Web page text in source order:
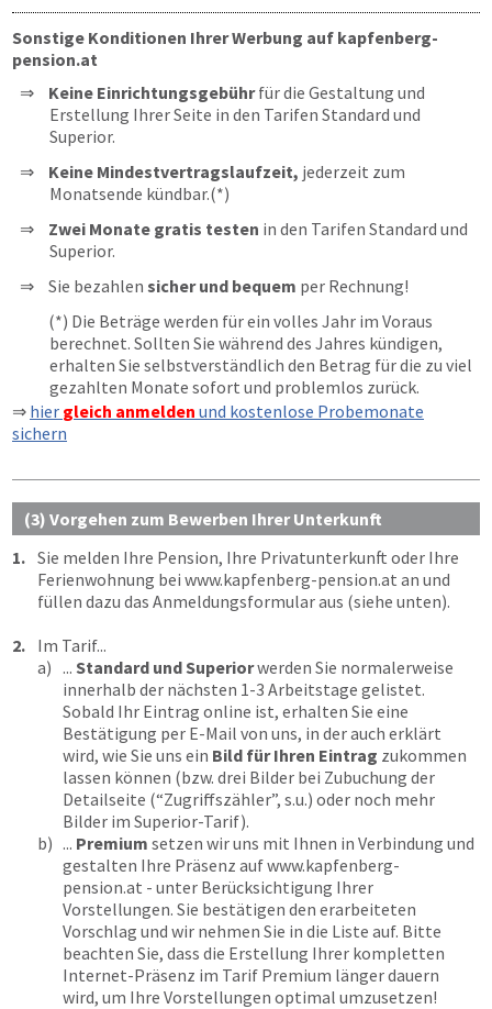
Sonstige Konditionen Ihrer Werbung auf kapfenberg-
pension.at
Keine Einrichtungsgebührfür die Gestaltung und
Erstellung Ihrer Seite in den Tarifen Standard und
Superior.
Keine Mindestvertragslaufzeit, jederzeit zum
Monatsende kündbar.(*)
Zwei Monate gratis testen in den Tarifen Standard und
Superior.
Sie bezahlen sicher und bequem per Rechnung!
(*) Die Beträge werden für ein volles Jahr im Voraus
berechnet. Sollten Sie während des Jahres kündigen,
erhalten Sie selbstverständlich den Betrag für die zu viel
gezahlten Monate sofort und problemlos zurück.
⇒ hier gleich anmelden und kostenlose Probemonate
sichern
(3) Vorgehen zum Bewerben Ihrer Unterkunft
1. Sie melden Ihre Pension, Ihre Privatunterkunft oder Ihre
Ferienwohnung bei www.kapfenberg-pension.at an und
füllen dazu das Anmeldungsformular aus (siehe unten).
2. Im Tarif...
a) ... Standard und Superiorwerden Sie normalerweise
innerhalb der nächsten 1-3 Arbeitstage gelistet.
Sobald Ihr Eintrag online ist, erhalten Sie eine
Bestätigung per E-Mail von uns, in der auch erklärt
wird, wie Sie uns ein Bild für Ihren Eintrag zukommen
lassen können (bzw. drei Bilder bei Zubuchung der
Detailseite (“Zugriffszähler”, s.u.) oder noch mehr
Bilder im Superior-Tarif).
b) ... Premium setzen wir uns mit Ihnen in Verbindung und
gestalten Ihre Präsenz aufwww.kapfenberg-
pension.at - unter Berücksichtigung Ihrer
Vorstellungen. Sie bestätigen den erarbeiteten
Vorschlag und wir nehmen Sie in die Liste auf. Bitte
beachten Sie, dass die Erstellung Ihrer kompletten
Internet-Präsenz im Tarif Premium länger dauern
wird, um Ihre Vorstellungen optimal umzusetzen!